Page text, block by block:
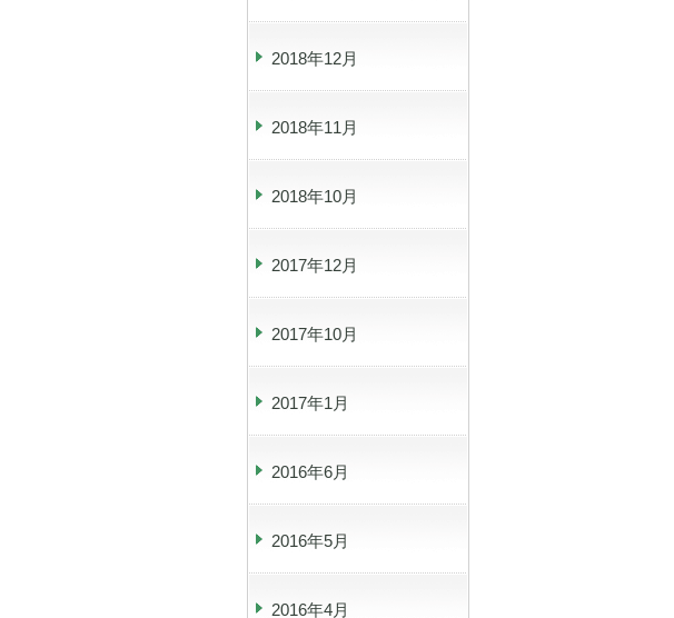
2018年12月
2018年11月
2018年10月
2017年12月
2017年10月
2017年1月
2016年6月
2016年5月
2016年4月